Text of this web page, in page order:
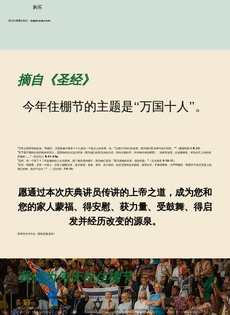
请访问 ICEJ 商店： icejstore.com
购买
​摘自《圣经》
今年住棚节的主题是“万国十人”。
“万军之耶和华如此说：‘到那日，万国各族中将有十个人抓住一个犹太人的衣襟，说：“让我们与你们同去吧，因为我们听见神与你们同在。”’”（撒迦利亚书 8:23）
“至于那不属你以色列民的外邦人，若因你的名从远方而来（因为他们必听见你的大名，和你大能的手，并你伸出来的膀臂），他来到这里，向这殿祷告，求你在天上你的居
所垂听……”（列王纪上 8:41-43a）
“忽然，有一个患了十二年血漏的妇人从后面来，摸了祂衣裳的繸子。因为她心里说：‘我只摸祂的衣裳，就必痊愈。’”（马太福音 9:20-21）
“此后，我观看，见有一大群人，没有人能数过来，是从各国、各族、各民、各方来的，站在宝座和羔羊面前，身穿白衣，手拿棕树枝，大声呼喊说：‘救恩归于坐在宝座上的
我们的神，也归于羔羊！’” （《启示录》7:9-10）
愿通过本次庆典讲员传讲的上帝之道，成为您和
您的家人蒙福、得安慰、获力量、受鼓舞、得启
发并经历改变的源泉。
​所有经文均引自《新钦定版圣经》
​我们为何庆祝住棚节
​为什么基督徒每年都要上耶路撒冷庆祝住棚节？因为这个圣经节期意义重大，不仅对以色列如此，对万国也是如此。
属于全人类的节期
住棚节（Sukkot）的独特之处在于，外邦民族也被邀请在“定好的时候”上耶路撒冷敬拜主。这一传统源于以色列要在住棚节献上七十头公牛，代表挪亚后裔的七十个民族
（参见《民数记》29:12-35）。后来，所罗门在住棚节期间奉献圣殿，并鼓励外邦人前来祷告（历代志下6:32-33）。事实上，耶路撒冷注定要成为“万民祷告的殿”（以